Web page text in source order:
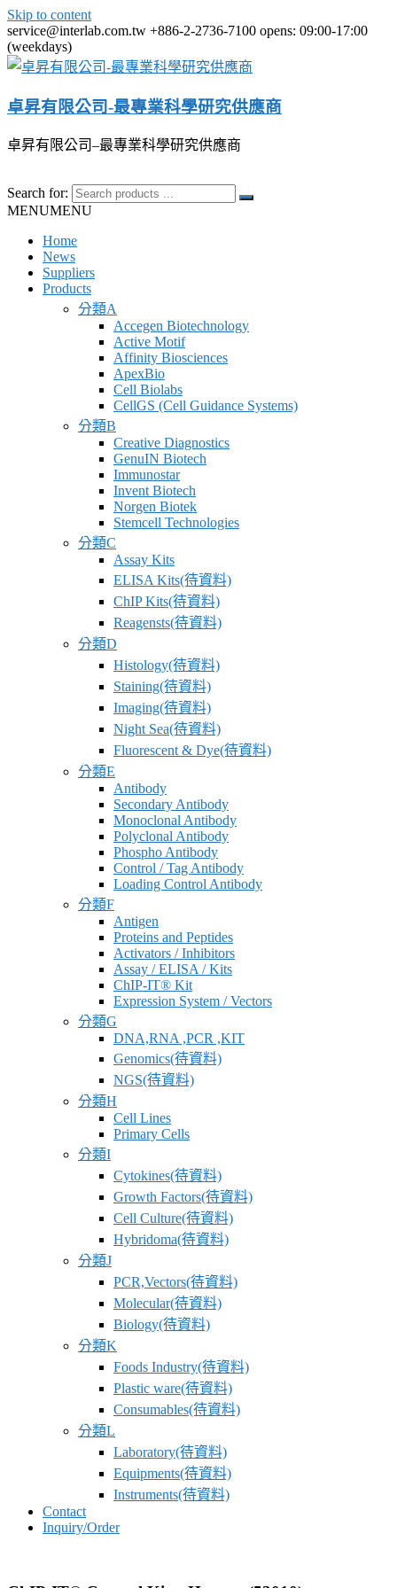
Skip to content
service@interlab.com.tw +886-2-2736-7100 opens: 09:00-17:00
(weekdays)
卓昇有限公司-最專業科學研究供應商
卓昇有限公司–最專業科學研究供應商
Search for:
MENUMENU
Home
News
Suppliers
Products
分類A
Accegen Biotechnology
Active Motif
Affinity Biosciences
ApexBio
Cell Biolabs
CellGS (Cell Guidance Systems)
分類B
Creative Diagnostics
GenuIN Biotech
Immunostar
Invent Biotech
Norgen Biotek
Stemcell Technologies
分類C
Assay Kits
ELISA Kits(待資料)
ChIP Kits(待資料)
Reagensts(待資料)
分類D
Histology(待資料)
Staining(待資料)
Imaging(待資料)
Night Sea(待資料)
Fluorescent & Dye(待資料)
分類E
Antibody
Secondary Antibody
Monoclonal Antibody
Polyclonal Antibody
Phospho Antibody
Control / Tag Antibody
Loading Control Antibody
分類F
Antigen
Proteins and Peptides
Activators / Inhibitors
Assay / ELISA / Kits
ChIP-IT® Kit
Expression System / Vectors
分類G
DNA,RNA ,PCR ,KIT
Genomics(待資料)
NGS(待資料)
分類H
Cell Lines
Primary Cells
分類I
Cytokines(待資料)
Growth Factors(待資料)
Cell Culture(待資料)
Hybridoma(待資料)
分類J
PCR,Vectors(待資料)
Molecular(待資料)
Biology(待資料)
分類K
Foods Industry(待資料)
Plastic ware(待資料)
Consumables(待資料)
分類L
Laboratory(待資料)
Equipments(待資料)
Instruments(待資料)
Contact
Inquiry/Order